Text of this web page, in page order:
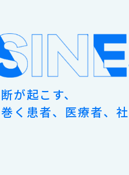
が起こす、
く患者、医療者、